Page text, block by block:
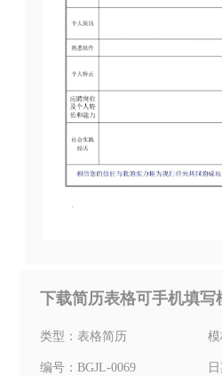
下载简历表格可手机填写
类型：表格简历 模
编号：BGJL-0069